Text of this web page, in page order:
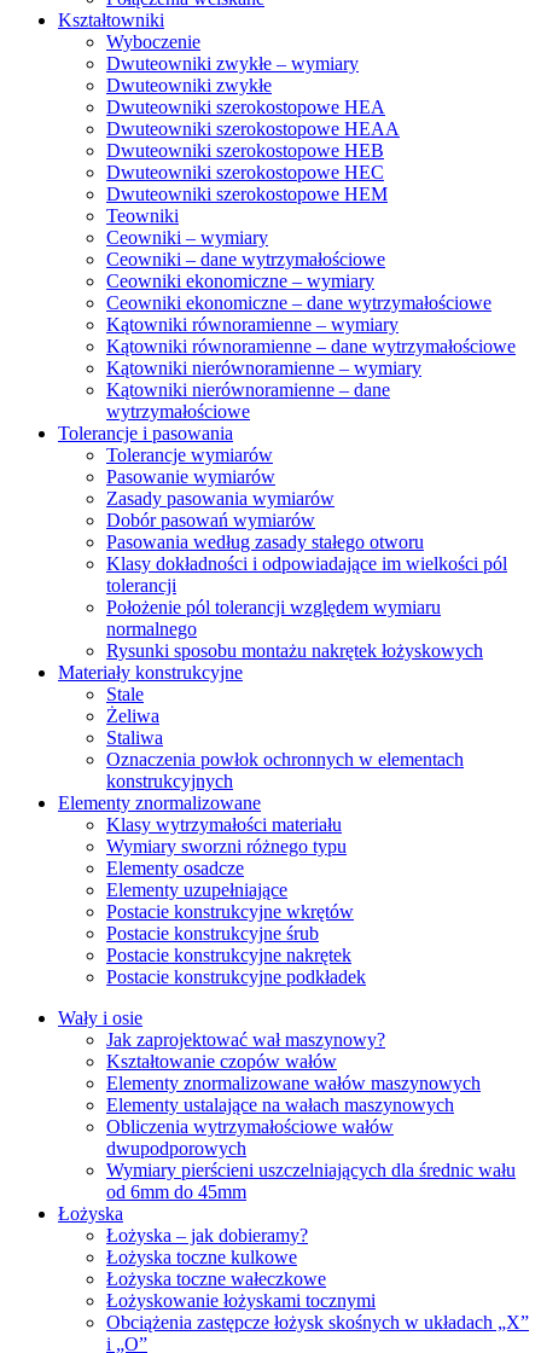
Kształtowniki
Wyboczenie
Dwuteowniki zwykłe – wymiary
Dwuteowniki zwykłe
Dwuteowniki szerokostopowe HEA
Dwuteowniki szerokostopowe HEAA
Dwuteowniki szerokostopowe HEB
Dwuteowniki szerokostopowe HEC
Dwuteowniki szerokostopowe HEM
Teowniki
Ceowniki – wymiary
Ceowniki – dane wytrzymałościowe
Ceowniki ekonomiczne – wymiary
Ceowniki ekonomiczne – dane wytrzymałościowe
Kątowniki równoramienne – wymiary
Kątowniki równoramienne – dane wytrzymałościowe
Kątowniki nierównoramienne – wymiary
Kątowniki nierównoramienne – dane
wytrzymałościowe
Tolerancje i pasowania
Tolerancje wymiarów
Pasowanie wymiarów
Zasady pasowania wymiarów
Dobór pasowań wymiarów
Pasowania według zasady stałego otworu
Klasy dokładności i odpowiadające im wielkości pól
tolerancji
Położenie pól tolerancji względem wymiaru
normalnego
Rysunki sposobu montażu nakrętek łożyskowych
Materiały konstrukcyjne
Stale
Żeliwa
Staliwa
Oznaczenia powłok ochronnych w elementach
konstrukcyjnych
Elementy znormalizowane
Klasy wytrzymałości materiału
Wymiary sworzni różnego typu
Elementy osadcze
Elementy uzupełniające
Postacie konstrukcyjne wkrętów
Postacie konstrukcyjne śrub
Postacie konstrukcyjne nakrętek
Postacie konstrukcyjne podkładek
Wały i osie
Jak zaprojektować wał maszynowy?
Kształtowanie czopów wałów
Elementy znormalizowane wałów maszynowych
Elementy ustalające na wałach maszynowych
Obliczenia wytrzymałościowe wałów
dwupodporowych
Wymiary pierścieni uszczelniających dla średnic wału
od 6mm do 45mm
Łożyska
Łożyska – jak dobieramy?
Łożyska toczne kulkowe
Łożyska toczne wałeczkowe
Łożyskowanie łożyskami tocznymi
Obciążenia zastępcze łożysk skośnych w układach „X”
i „O”